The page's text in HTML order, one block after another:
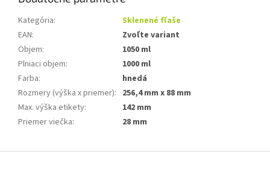
Kategória:
Sklenené fľaše
EAN:
Zvoľte variant
Objem:
1050 ml
Plniaci objem:
1000 ml
Farba:
hnedá
Rozmery (výška x priemer): 256,4 mm x 88 mm
Max. výška etikety:
142 mm
Priemer viečka: 28 mm